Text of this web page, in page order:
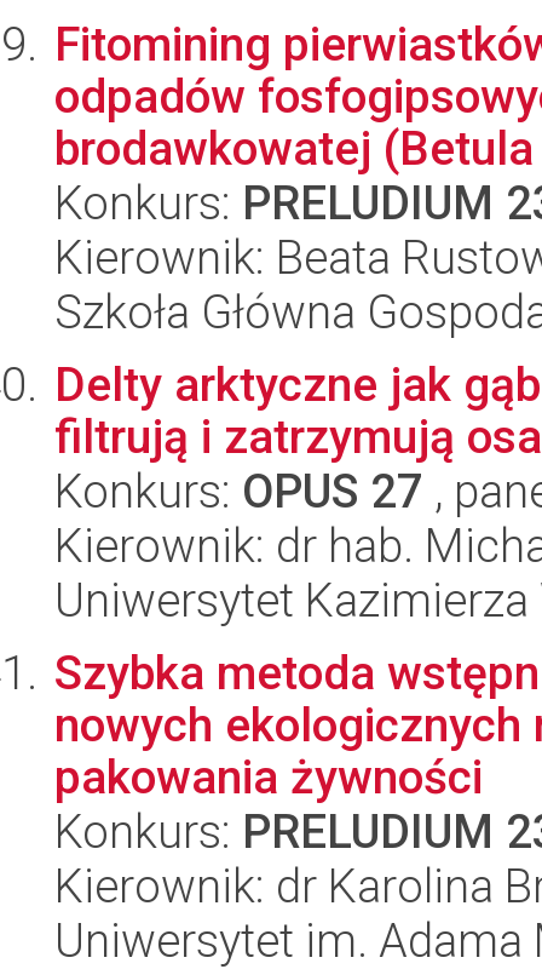
Fitomining
odpadów
brodawkowatej
Konkurs: PRELUDIUM
Kierownik: Beata
Szkoła Główna
Delty arktyczne jak
filtrują i zatrzymują
Konkurs: OPUS 27 ,
Kierownik: dr hab.
Uniwersytet
Szybka metoda
nowych ekologicznych
pakowania żywności
Konkurs: PRELUDIUM
Kierownik: dr Karolina
Uniwersytet im.